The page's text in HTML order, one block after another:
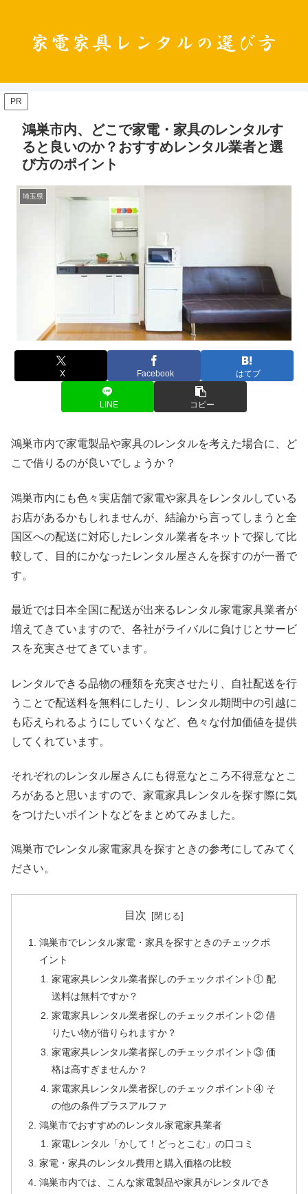
PR
鴻巣市内、どこで家電・家具のレンタルす
ると良いのか？おすすめレンタル業者と選
び方のポイント
埼玉県
X Facebook はてブ
LINE コピー
鴻巣市内で家電製品や家具のレンタルを考えた場合に、ど
こで借りるのが良いでしょうか？
鴻巣市内にも色々実店舗で家電や家具をレンタルしている
お店があるかもしれませんが、結論から言ってしまうと全
国区への配送に対応したレンタル業者をネットで探して比
較して、目的にかなったレンタル屋さんを探すのが一番で
す。
最近では日本全国に配送が出来るレンタル家電家具業者が
増えてきていますので、各社がライバルに負けじとサービ
スを充実させてきています。
レンタルできる品物の種類を充実させたり、自社配送を行
うことで配送料を無料にしたり、レンタル期間中の引越に
も応えられるようにしていくなど、色々な付加価値を提供
してくれています。
それぞれのレンタル屋さんにも得意なところ不得意なとこ
ろがあると思いますので、家電家具レンタルを探す際に気
をつけたいポイントなどをまとめてみました。
鴻巣市でレンタル家電家具を探すときの参考にしてみてく
ださい。
目次
鴻巣市でレンタル家電・家具を探すときのチェックポ
イント
家電家具レンタル業者探しのチェックポイント① 配
送料は無料ですか？
家電家具レンタル業者探しのチェックポイント② 借
りたい物が借りられますか？
家電家具レンタル業者探しのチェックポイント③ 価
格は高すぎませんか？
家電家具レンタル業者探しのチェックポイント④ そ
の他の条件プラスアルファ
鴻巣市でおすすめのレンタル家電家具業者
家電レンタル「かして！どっとこむ」の口コミ
家電・家具のレンタル費用と購入価格の比較
鴻巣市内では、こんな家電製品や家具がレンタルでき